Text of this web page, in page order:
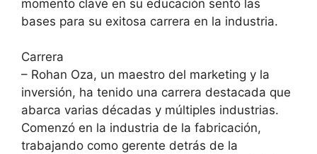
momento clave en su educación sentó las
bases para su exitosa carrera en la industria.
Carrera
– Rohan Oza, un maestro del marketing y la
inversión, ha tenido una carrera destacada que
abarca varias décadas y múltiples industrias.
Comenzó en la industria de la fabricación,
trabajando como gerente detrás de la